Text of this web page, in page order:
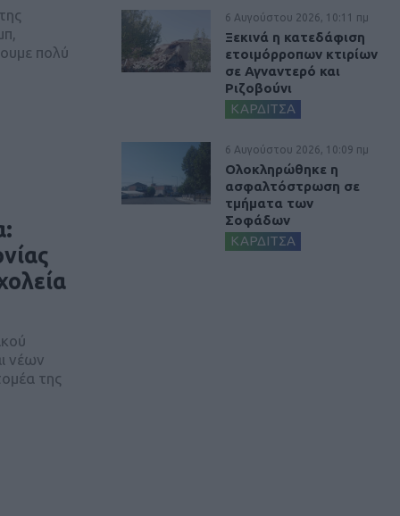
πολύ
νέων
της
6 Αυγούστου 2026, 10:11 πμ
Ξεκινά η κατεδάφιση
ετοιμόρροπων κτιρίων
σε Αγναντερό και
Ριζοβούνι
ΚΑΡΔΙΤΣΑ
6 Αυγούστου 2026, 10:09 πμ
Ολοκληρώθηκε η
ασφαλτόστρωση σε
τμήματα των
Σοφάδων
ΚΑΡΔΙΤΣΑ